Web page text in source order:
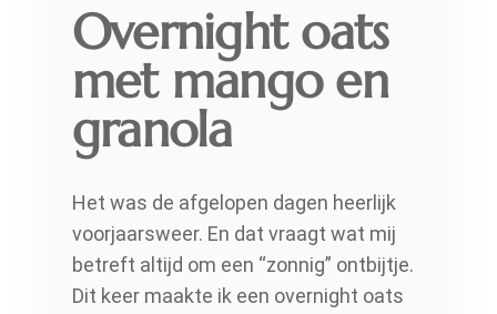
Overnight oats
met mango en
granola
Het was de afgelopen dagen heerlijk
voorjaarsweer. En dat vraagt wat mij
betreft altijd om een “zonnig” ontbijtje.
Dit keer maakte ik een overnight oats